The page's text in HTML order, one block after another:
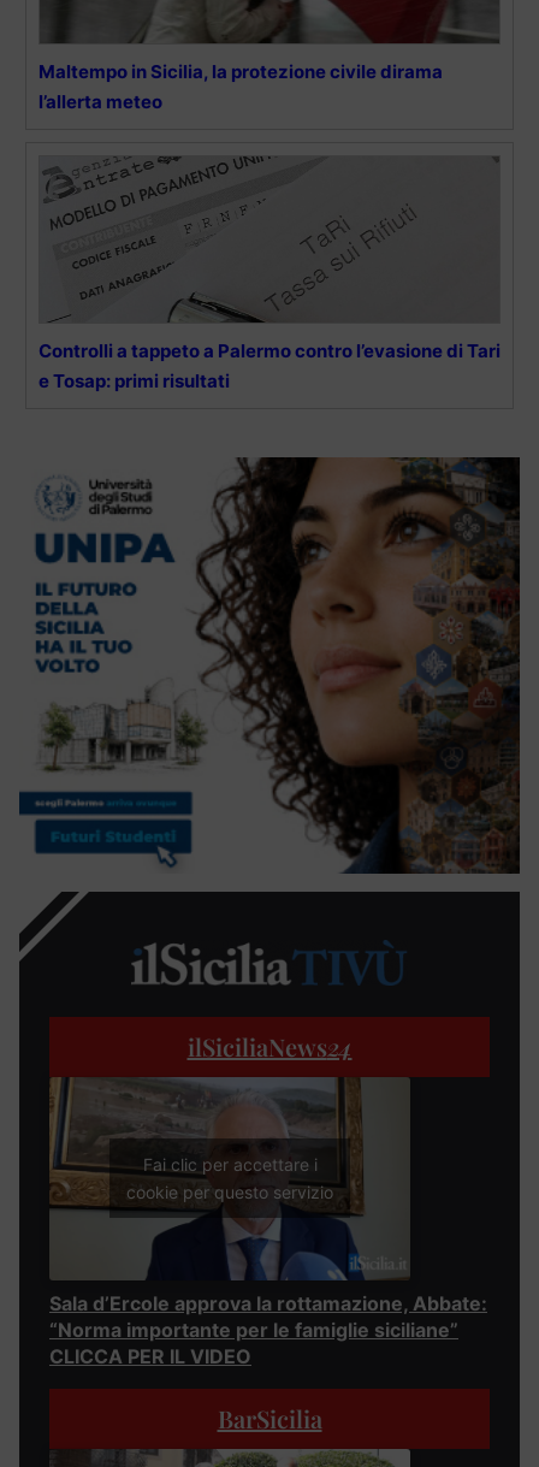
Maltempo in Sicilia, la protezione civile dirama
l’allerta meteo
Controlli a tappeto a Palermo contro l’evasione di Tari
e Tosap: primi risultati
ilSiciliaNews24
Fai clic per accettare i
cookie per questo servizio
Sala d’Ercole approva la rottamazione, Abbate:
“Norma importante per le famiglie siciliane”
CLICCA PER IL VIDEO
BarSicilia